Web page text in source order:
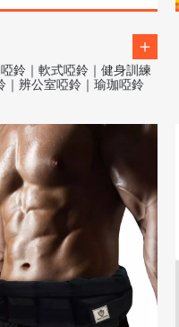
鈴｜軟式啞鈴｜健身訓練
｜辨公室啞鈴｜瑜珈啞鈴